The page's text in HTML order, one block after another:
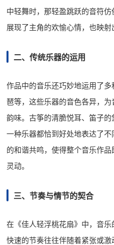
中轻舞时，那轻盈跳跃的音符
展现了主角的欢愉心情，也映射
二、传统乐器的运用
作品中的音乐还巧妙地运用了
琶等，这些乐器的音色各异，
韵味。古筝的清脆悦耳、笛子
一种乐器都恰到好处地表达了
的和谐共鸣，使得整个音乐作
灵动。
三、节奏与情节的契合
在《佳人轻浮桃花扇》中，音乐
快速的节奏往往伴随着紧张或